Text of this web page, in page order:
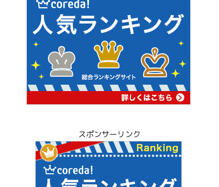
スポンサーリンク